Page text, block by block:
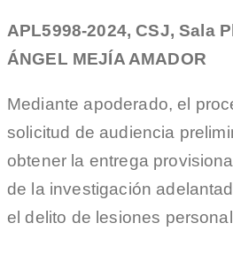
APL5998-2024, CSJ, Sala
ÁNGEL MEJÍA AMADOR
Mediante apoderado, el
solicitud de audiencia
obtener la entrega
de la investigación
el delito de lesiones